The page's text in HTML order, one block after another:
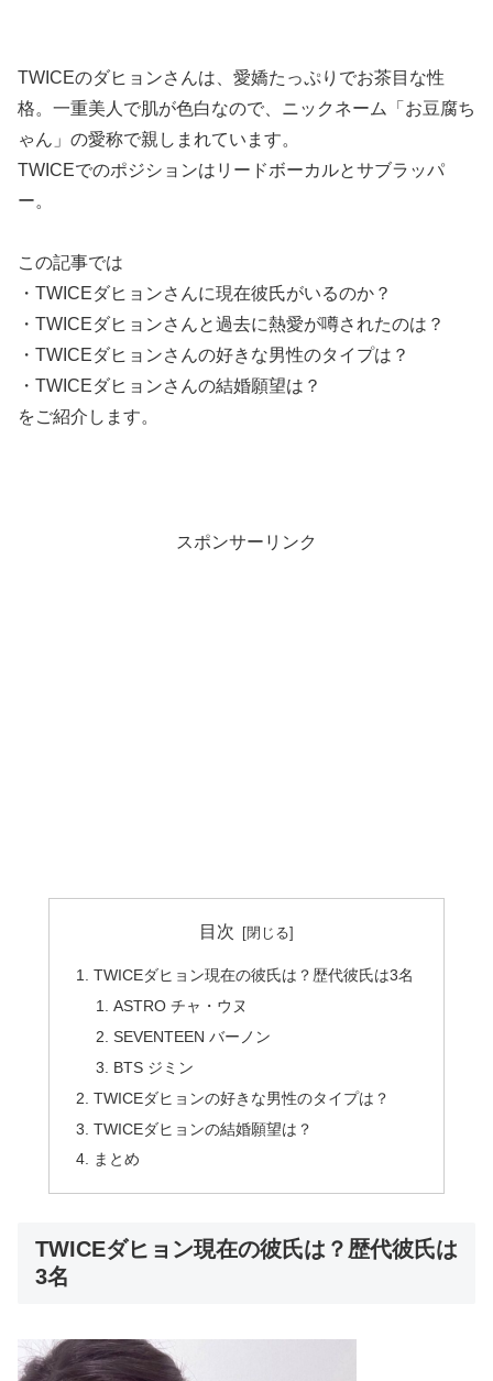
TWICEのダヒョンさんは、愛嬌たっぷりでお茶目な性
格。一重美人で肌が色白なので、ニックネーム「お豆腐ち
ゃん」の愛称で親しまれています。
TWICEでのポジションはリードボーカルとサブラッパ
ー。
この記事では
・TWICEダヒョンさんに現在彼氏がいるのか？
・TWICEダヒョンさんと過去に熱愛が噂されたのは？
・TWICEダヒョンさんの好きな男性のタイプは？
・TWICEダヒョンさんの結婚願望は？
をご紹介します。
スポンサーリンク
目次
TWICEダヒョン現在の彼氏は？歴代彼氏は3名
ASTRO チャ・ウヌ
SEVENTEEN バーノン
BTS ジミン
TWICEダヒョンの好きな男性のタイプは？
TWICEダヒョンの結婚願望は？
まとめ
TWICEダヒョン現在の彼氏は？歴代彼氏は
3名